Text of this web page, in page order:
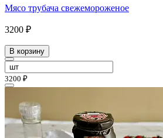
Мясо трубача свежемороженое
3200 ₽
В корзину
3200 ₽